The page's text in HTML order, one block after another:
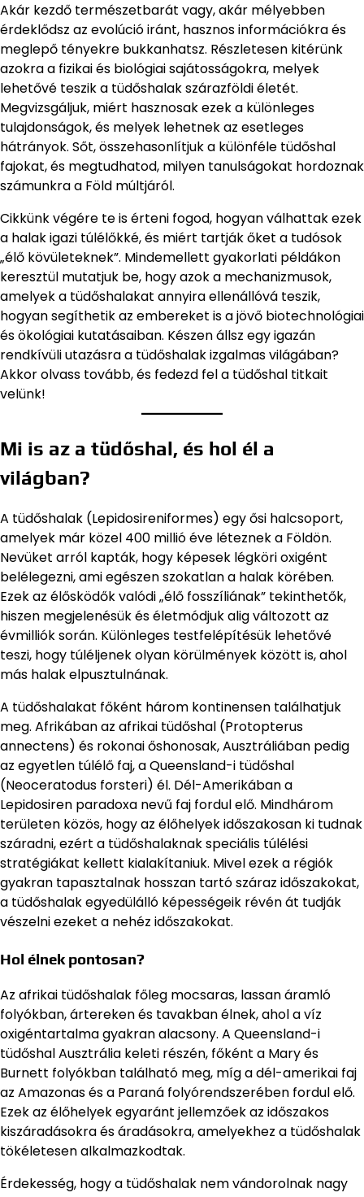
Akár kezdő természetbarát vagy, akár mélyebben
érdeklődsz az evolúció iránt, hasznos információkra és
meglepő tényekre bukkanhatsz. Részletesen kitérünk
azokra a fizikai és biológiai sajátosságokra, melyek
lehetővé teszik a tüdőshalak szárazföldi életét.
Megvizsgáljuk, miért hasznosak ezek a különleges
tulajdonságok, és melyek lehetnek az esetleges
hátrányok. Sőt, összehasonlítjuk a különféle tüdőshal
fajokat, és megtudhatod, milyen tanulságokat hordoznak
számunkra a Föld múltjáról.
Cikkünk végére te is érteni fogod, hogyan válhattak ezek
a halak igazi túlélőkké, és miért tartják őket a tudósok
„élő kövületeknek”. Mindemellett gyakorlati példákon
keresztül mutatjuk be, hogy azok a mechanizmusok,
amelyek a tüdőshalakat annyira ellenállóvá teszik,
hogyan segíthetik az embereket is a jövő biotechnológiai
és ökológiai kutatásaiban. Készen állsz egy igazán
rendkívüli utazásra a tüdőshalak izgalmas világában?
Akkor olvass tovább, és fedezd fel a tüdőshal titkait
velünk!
Mi is az a tüdőshal, és hol él a
világban?
A tüdőshalak (Lepidosireniformes) egy ősi halcsoport,
amelyek már közel 400 millió éve léteznek a Földön.
Nevüket arról kapták, hogy képesek légköri oxigént
belélegezni, ami egészen szokatlan a halak körében.
Ezek az élősködők valódi „élő fosszíliának” tekinthetők,
hiszen megjelenésük és életmódjuk alig változott az
évmilliók során. Különleges testfelépítésük lehetővé
teszi, hogy túléljenek olyan körülmények között is, ahol
más halak elpusztulnának.
A tüdőshalakat főként három kontinensen találhatjuk
meg. Afrikában az afrikai tüdőshal (Protopterus
annectens) és rokonai őshonosak, Ausztráliában pedig
az egyetlen túlélő faj, a Queensland-i tüdőshal
(Neoceratodus forsteri) él. Dél-Amerikában a
Lepidosiren paradoxa nevű faj fordul elő. Mindhárom
területen közös, hogy az élőhelyek időszakosan ki tudnak
száradni, ezért a tüdőshalaknak speciális túlélési
stratégiákat kellett kialakítaniuk. Mivel ezek a régiók
gyakran tapasztalnak hosszan tartó száraz időszakokat,
a tüdőshalak egyedülálló képességeik révén át tudják
vészelni ezeket a nehéz időszakokat.
Hol élnek pontosan?
Az afrikai tüdőshalak főleg mocsaras, lassan áramló
folyókban, ártereken és tavakban élnek, ahol a víz
oxigéntartalma gyakran alacsony. A Queensland-i
tüdőshal Ausztrália keleti részén, főként a Mary és
Burnett folyókban található meg, míg a dél-amerikai faj
az Amazonas és a Paraná folyórendszerében fordul elő.
Ezek az élőhelyek egyaránt jellemzőek az időszakos
kiszáradásokra és áradásokra, amelyekhez a tüdőshalak
tökéletesen alkalmazkodtak.
Érdekesség, hogy a tüdőshalak nem vándorolnak nagy